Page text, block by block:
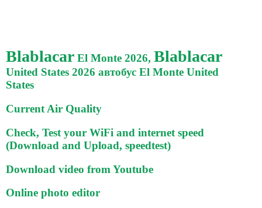
Blablacar El Monte 2026, Blablacar
United States 2026 автобус El Monte United
States
Current Air Quality
Check, Test your WiFi and internet speed
(Download and Upload, speedtest)
Download video from Youtube
Online photo editor